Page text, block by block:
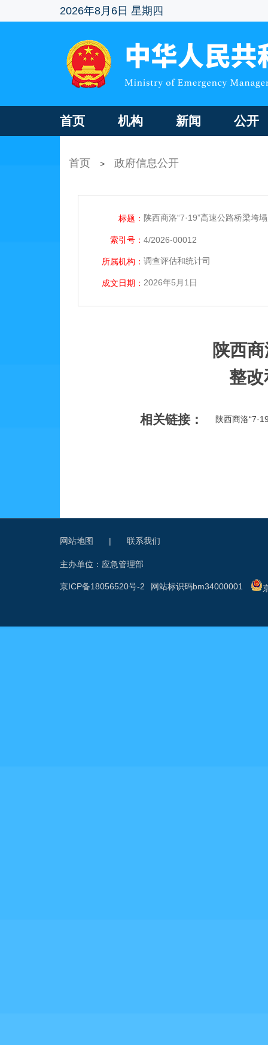
2026年8月6日 星期四
首页 机构 新闻 公开
首页 > 政府信息公开
标题： 陕西商洛“7·19”高速公路桥梁垮
索引号： 4/2026-00012
所属机构： 调查评估和统计司
成文日期： 2026年5月1日
陕西
整改
相关链接： 陕西商洛
网站地图 | 联系我们
主办单位：应急管理部
网站标识码bm34000001
京ICP备18056520号-2